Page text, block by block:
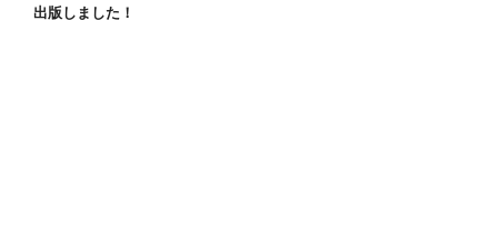
出版しました！